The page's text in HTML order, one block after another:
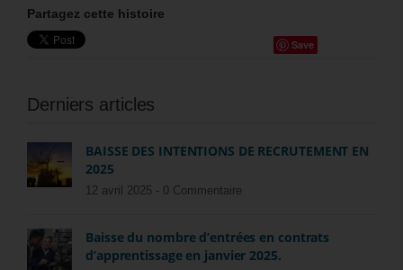
Partagez cette histoire
Save
Derniers articles
BAISSE DES INTENTIONS DE RECRUTEMENT EN
2025
12 avril 2025 - 0 Commentaire
Baisse du nombre d’entrées en contrats
d’apprentissage en janvier 2025.